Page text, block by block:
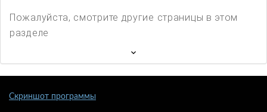
Пожалуйста, смотрите другие страницы в этом
разделе
Скриншот программы